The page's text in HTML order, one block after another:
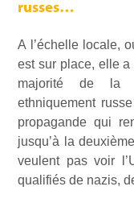
russes…
A l’échelle locale,
est sur place, elle
majorité de la
ethniquement
propagande qui
jusqu’à la
veulent pas voir
qualifiés de nazis,